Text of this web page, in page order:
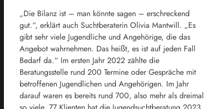
„Die Bilanz ist – man könnte sagen – erschreckend
gut.“, erklärt auch Suchtberaterin Olivia Mantwill. „Es
gibt sehr viele Jugendliche und Angehörige, die das
Angebot wahrnehmen. Das heißt, es ist auf jeden Fall
Bedarf da.“ Im ersten Jahr 2022 zählte die
Beratungsstelle rund 200 Termine oder Gespräche mit
betroffenen Jugendlichen und Angehörigen. Im Jahr
darauf waren es bereits rund 700, also mehr als dreimal